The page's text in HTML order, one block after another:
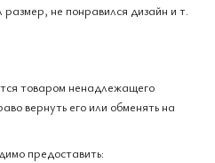
не понравился дизайн и т.
товаром ненадлежащего
вернуть его или обменять на
предоставить: